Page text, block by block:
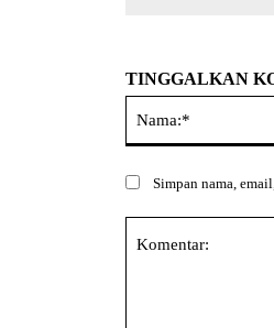
TINGGALKAN
Simpan nama,